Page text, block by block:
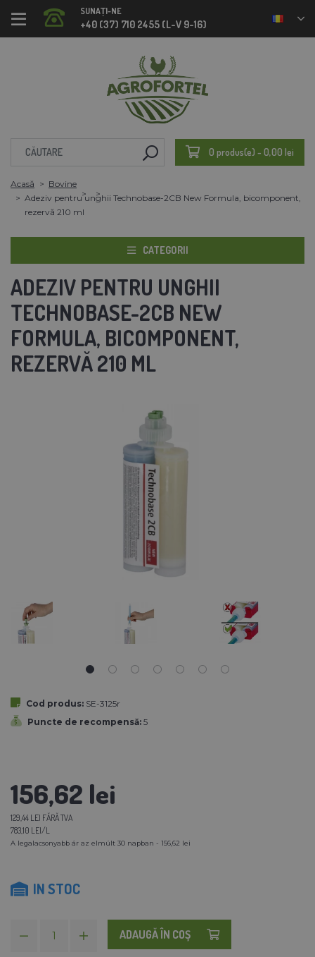
SUNAȚI-NE
+40 (37) 710 2455 (L-V 9-16)
0 produs(e) - 0,00 lei
Acasă
Bovine
Adeziv pentru unghii Technobase-2CB New Formula, bicomponent,
rezervă 210 ml
CATEGORII
ADEZIV PENTRU UNGHII
TECHNOBASE-2CB NEW
FORMULA, BICOMPONENT,
REZERVĂ 210 ML
Cod produs: SE-3125r
Puncte de recompensă: 5
156,62 lei
129,44 LEI FĂRĂ TVA
783,10 LEI/L
A legalacsonyabb ár az elmúlt 30 napban - 156,62 lei
IN STOC
ADAUGĂ ÎN COŞ